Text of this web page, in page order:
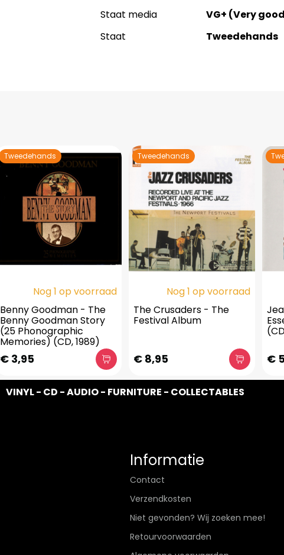
Staat media
VG+ (Very
Staat
Tweedehands
Tweedehands
Nog 1 op voorraad
Benny Goodman - The
Benny Goodman Story
(25 Phonographic
Memories) (CD, 1989)
€ 3,95
Tweedehands
Nog 1 op voorraad
The Crusaders - The
Festival Album
€ 8,95 €
VINYL - CD - AUDIO - FURNITURE - COLLECTABLES
Informatie
Contact
Verzendkosten
Niet gevonden? Wij zoeken mee!
Retourvoorwaarden